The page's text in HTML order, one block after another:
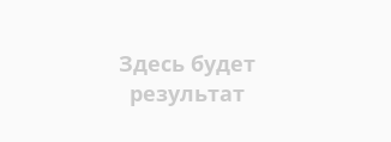
Здесь будет
результат